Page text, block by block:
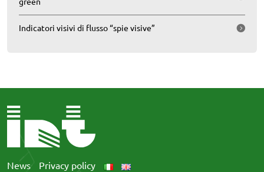
Indicatori visivi di flusso “spie visive”
News Privacy policy